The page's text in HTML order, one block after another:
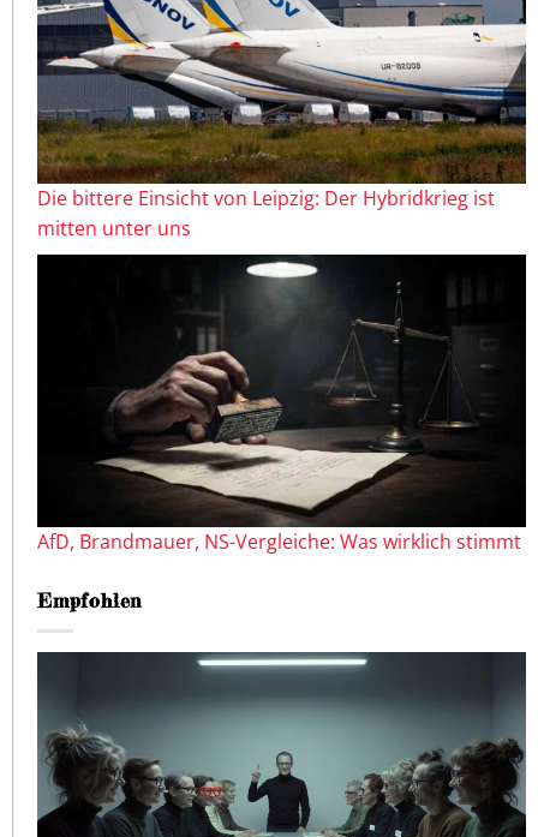
Die bittere Einsicht von Leipzig: Der Hybridkrieg ist
mitten unter uns
AfD, Brandmauer, NS-Vergleiche: Was wirklich stimmt
Empfohlen